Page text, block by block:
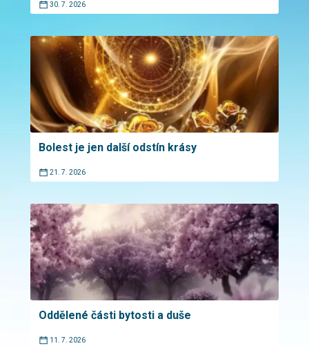
30. 7. 2026
Bolest je jen další odstín krásy
21. 7. 2026
Oddělené části bytosti a duše
11. 7. 2026